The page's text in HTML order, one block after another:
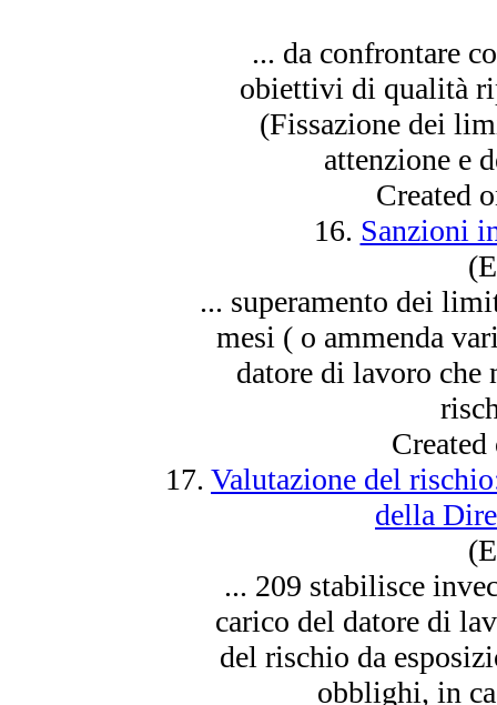
... da confrontare
obiettivi di qualità
(Fissazione dei
attenzione e
Created
16. Sanzioni
... superamento dei
mesi ( o ammenda
datore di lavoro che
17. Valutazione del
della
... 209 stabilisce
carico del datore di
del rischio da
obblighi, in